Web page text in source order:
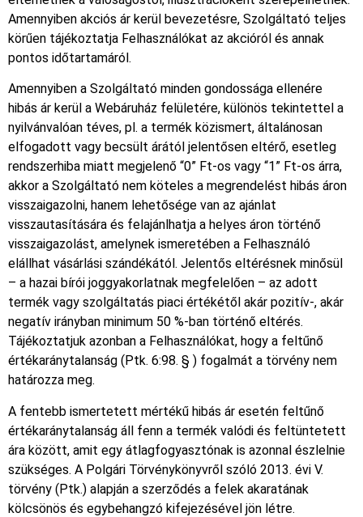
Amennyiben akciós ár kerül bevezetésre, Szolgáltató teljes
körűen tájékoztatja Felhasználókat az akcióról és annak
pontos időtartamáról.
Amennyiben a Szolgáltató minden gondossága ellenére
hibás ár kerül a Webáruház felületére, különös tekintettel a
nyilvánvalóan téves, pl. a termék közismert, általánosan
elfogadott vagy becsült árától jelentősen eltérő, esetleg
rendszerhiba miatt megjelenő “0” Ft-os vagy “1” Ft-os árra,
akkor a Szolgáltató nem köteles a megrendelést hibás áron
visszaigazolni, hanem lehetősége van az ajánlat
visszautasítására és felajánlhatja a helyes áron történő
visszaigazolást, amelynek ismeretében a Felhasználó
elállhat vásárlási szándékától. Jelentős eltérésnek minősül
– a hazai bírói joggyakorlatnak megfelelően – az adott
termék vagy szolgáltatás piaci értékétől akár pozitív-, akár
negatív irányban minimum 50 %-ban történő eltérés.
Tájékoztatjuk azonban a Felhasználókat, hogy a feltűnő
értékaránytalanság (Ptk. 6:98. § ) fogalmát a törvény nem
határozza meg.
A fentebb ismertetett mértékű hibás ár esetén feltűnő
értékaránytalanság áll fenn a termék valódi és feltüntetett
ára között, amit egy átlagfogyasztónak is azonnal észlelnie
szükséges. A Polgári Törvénykönyvről szóló 2013. évi V.
törvény (Ptk.) alapján a szerződés a felek akaratának
kölcsönös és egybehangzó kifejezésével jön létre.